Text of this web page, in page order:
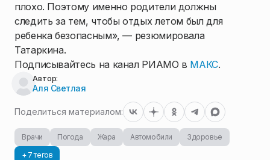
плохо. Поэтому именно родители должны
следить за тем, чтобы отдых летом был для
ребенка безопасным», — резюмировала
Татаркина.
Подписывайтесь на канал РИАМО в МАКС.
Автор:
Аля Светлая
Поделиться материалом:
Врачи Погода Жара Автомобили
Здоровье
+ 7 тегов